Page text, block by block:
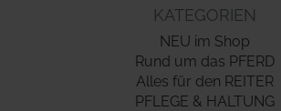
KATEGORIEN
NEU im Shop
Rund um das PFERD
Alles für den REITER
PFLEGE & HALTUNG